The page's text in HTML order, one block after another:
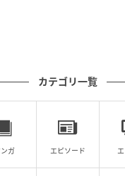
報は筆者購入時点（
庫切れ、取り扱っ
カテゴリ一覧
ンガ エピソード